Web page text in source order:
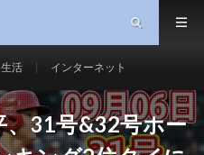
生活 インターネット
、31号&32号ホー